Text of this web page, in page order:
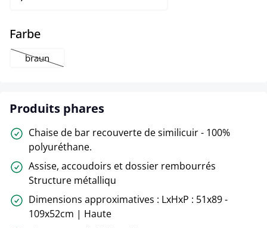
Farbeselect
braun
(Cette option n'est pas disponible pour le moment.)
Produits phares
Chaise de bar recouverte de similicuir - 100%
polyuréthane.
Assise, accoudoirs et dossier rembourrés
Structure métalliqu
Dimensions approximatives : LxHxP : 51x89 -
109x52cm | Haute